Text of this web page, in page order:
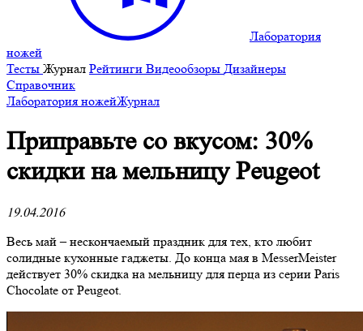
Лаборатория
ножей
Тесты Журнал Рейтинги Видеообзоры Дизайнеры
Справочник
Лаборатория ножейЖурнал
​Приправьте со вкусом: 30%
скидки на мельницу Peugeot
19.04.2016
Весь май – нескончаемый праздник для тех, кто любит
солидные кухонные гаджеты. До конца мая в MesserMeister
действует 30% скидка на мельницу для перца из серии Paris
Chocolate от Peugeot.